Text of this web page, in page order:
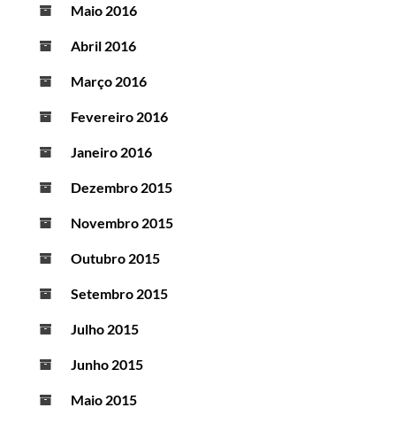
Maio 2016
Abril 2016
Março 2016
Fevereiro 2016
Janeiro 2016
Dezembro 2015
Novembro 2015
Outubro 2015
Setembro 2015
Julho 2015
Junho 2015
Maio 2015